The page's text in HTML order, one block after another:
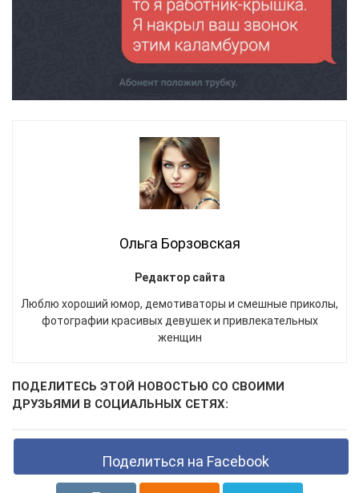
Ольга Борзовская
Редактор сайта
Люблю хороший юмор, демотиваторы и смешные приколы,
фотографии красивых девушек и привлекательных
женщин
ПОДЕЛИТЕСЬ ЭТОЙ НОВОСТЬЮ СО СВОИМИ
ДРУЗЬЯМИ В СОЦИАЛЬНЫХ СЕТЯХ:
Поделиться на Facebook